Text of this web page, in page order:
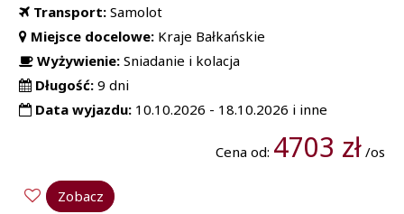
Transport: Samolot
Miejsce docelowe: Kraje Bałkańskie
Wyżywienie: Sniadanie i kolacja
Długość:9 dni
Data wyjazdu: 10.10.2026 - 18.10.2026 i inne
Cena od: 4703 zł/os
Zobacz